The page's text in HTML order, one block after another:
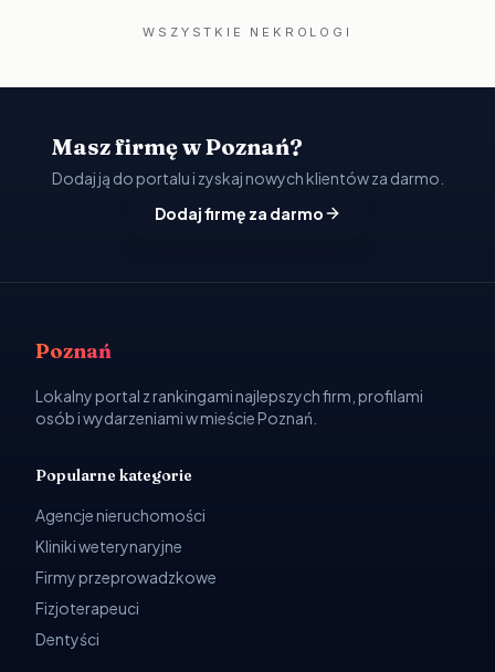
WSZYSTKIE NEKROLOGI
Masz firmę w Poznań?
Dodaj ją do portalu i zyskaj nowych klientów za darmo.
Dodaj firmę za darmo
Poznań
Lokalny portal z rankingami najlepszych firm, profilami
osób i wydarzeniami w mieście Poznań.
Popularne kategorie
Agencje nieruchomości
Kliniki weterynaryjne
Firmy przeprowadzkowe
Fizjoterapeuci
Dentyści